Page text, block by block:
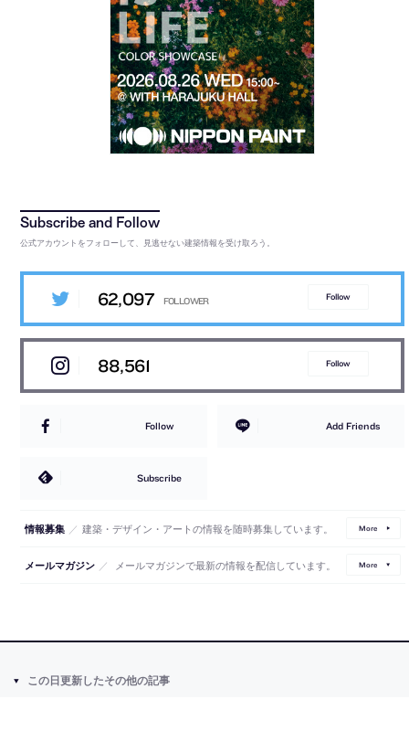
公式アカウントをフォローして、見逃せない建築情報を受け取ろう。
62,097 Follow
88,561 Follow
Follow Add Friends
Subscribe
情報募集 ／ 建築・デザイン・アートの情報を随時募集しています。 More
メールマガジン ／ メールマガジンで最新の情報を配信しています。 More
この日更新したその他の記事